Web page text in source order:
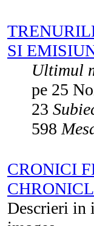
SI
Ultimul
pe 25
23
598
CRONICI
Descrieri in